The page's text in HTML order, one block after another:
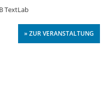
TextLab
» ZUR VERANSTALTUNG